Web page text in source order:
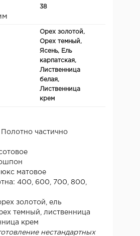
38
Орех золотой,
Орех темный,
Ясень, Ель
карпатская,
Лиственница
белая,
Лиственница
крем
частично
матовое
400, 600, 700, 800,
золотой, ель
темный, лиственница
крем
нестандартных